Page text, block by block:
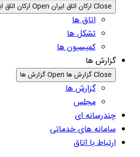
Close ارکان اتاق ایران Open ارکان اتاق ایران
اتاق ها
تشکل ها
کمیسیون ها
گزارش ها
Close گزارش ها Open گزارش ها
گزارش ها
مجلس
چندرسانه ای
سامانه های خدماتی
ارتباط با اتاق